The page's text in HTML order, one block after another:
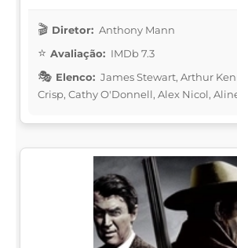
Diretor: Anthony Mann
Avaliação: IMDb 7.3
Elenco: James Stewart, Arthur
Crisp, Cathy O'Donnell, Alex Nicol,